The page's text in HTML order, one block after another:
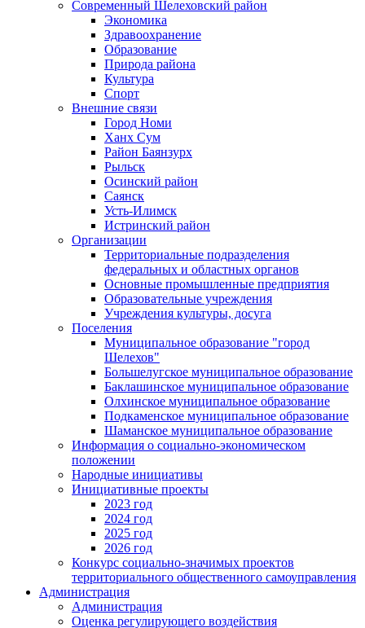
Современный Шелеховский район
Экономика
Здравоохранение
Образование
Природа района
Культура
Спорт
Внешние связи
Город Номи
Ханх Сум
Район Баянзурх
Рыльск
Осинский район
Саянск
Усть-Илимск
Истринский район
Организации
Территориальные подразделения
федеральных и областных органов
Основные промышленные предприятия
Образовательные учреждения
Учреждения культуры, досуга
Поселения
Муниципальное образование "город
Шелехов"
Большелугское муниципальное образование
Баклашинское муниципальное образование
Олхинское муниципальное образование
Подкаменское муниципальное образование
Шаманское муниципальное образование
Информация о социально-экономическом
положении
Народные инициативы
Инициативные проекты
2023 год
2024 год
2025 год
2026 год
Конкурс социально-значимых проектов
территориального общественного самоуправления
Администрация
Администрация
Оценка регулирующего воздействия